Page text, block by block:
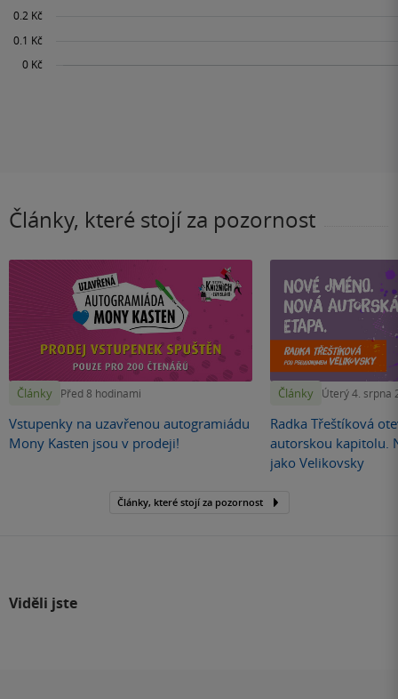
Články, které stojí za pozornost
Články Před 8 hodinami
Vstupenky na uzavřenou autogramiádu
Mony Kasten jsou v prodeji!
Články Úterý 4. srpna
Radka Třeštíková
autorskou kapitolu.
jako Velikovsky
Články, které stojí za pozornost
Viděli jste